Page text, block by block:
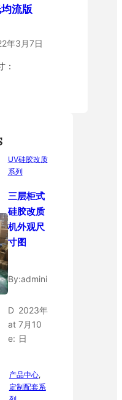
流版
年3月7日
：
UV硅胶改质
系列
三层柜式
硅胶改质
机外观尺
寸图
By:admini
D
at
e:
2023年
7月10
日
产品中心 ,
定制配套系